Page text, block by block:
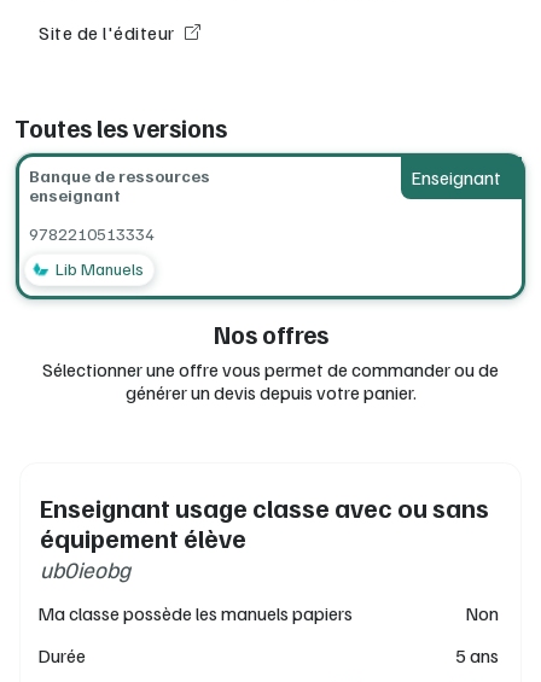
Site de l'éditeur
Toutes les versions
Enseignant
Banque de ressources
enseignant
9782210513334
Lib Manuels
Nos offres
Sélectionner une offre vous permet de commander ou de
générer un devis depuis votre panier.
Enseignant usage classe avec ou sans
équipement élève
ub0ieobg
Ma classe possède les manuels papiers
Non
Durée
5 ans